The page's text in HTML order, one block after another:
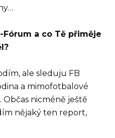
Fórum a co Tě přiměje
ale sleduju FB
a mimofotbalové
Občas nicméně ještě
nějaký ten report,